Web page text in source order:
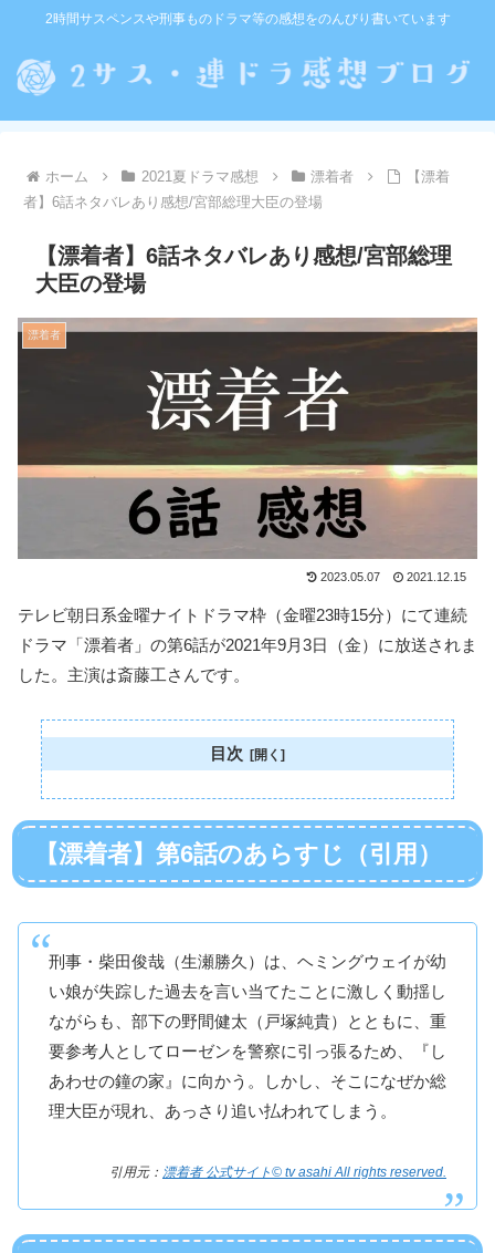
2時間サスペンスや刑事ものドラマ等の感想をのんびり書いています
ホーム 2021夏ドラマ感想 漂着者
【漂着
者】6話ネタバレあり感想/宮部総理大臣の登場
【漂着者】6話ネタバレあり感想/宮部総理
大臣の登場
漂着者
2023.05.07 2021.12.15
テレビ朝日系金曜ナイトドラマ枠（金曜23時15分）にて連続
ドラマ「漂着者」の第6話が2021年9月3日（金）に放送されま
した。主演は斎藤工さんです。
目次
【漂着者】第6話のあらすじ（引用）
刑事・柴田俊哉（生瀬勝久）は、ヘミングウェイが幼
い娘が失踪した過去を言い当てたことに激しく動揺し
ながらも、部下の野間健太（戸塚純貴）とともに、重
要参考人としてローゼンを警察に引っ張るため、『し
あわせの鐘の家』に向かう。しかし、そこになぜか総
理大臣が現れ、あっさり追い払われてしまう。
引用元： 漂着者 公式サイト© tv asahi All rights reserved.